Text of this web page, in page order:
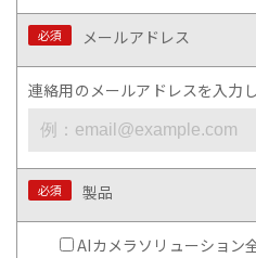
必須 メールアドレス
連絡用のメールアドレスを入力
必須 製品
AIカメラソリューション